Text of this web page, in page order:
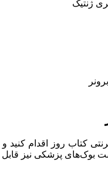
آموز از فروشگاه اینترنتی
بوک‌های پزشکی نیز